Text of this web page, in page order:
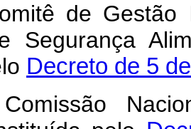
de Gestão
Segurança
Decreto de 5